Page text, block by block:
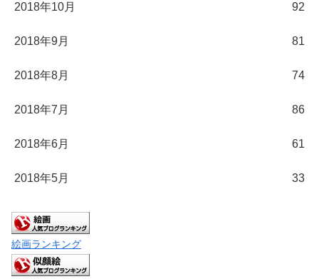
2018年10月 92
2018年9月 81
2018年8月 74
2018年7月 86
2018年6月 61
2018年5月 33
絵画ランキング